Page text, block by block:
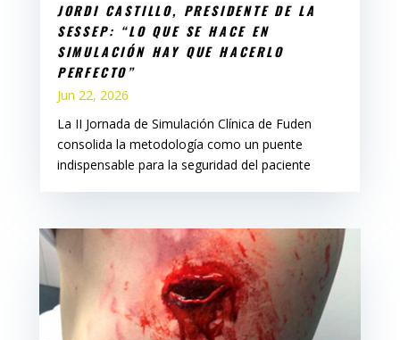
JORDI CASTILLO, PRESIDENTE DE LA
SESSEP: “LO QUE SE HACE EN
SIMULACIÓN HAY QUE HACERLO
PERFECTO”
Jun 22, 2026
La II Jornada de Simulación Clínica de Fuden
consolida la metodología como un puente
indispensable para la seguridad del paciente